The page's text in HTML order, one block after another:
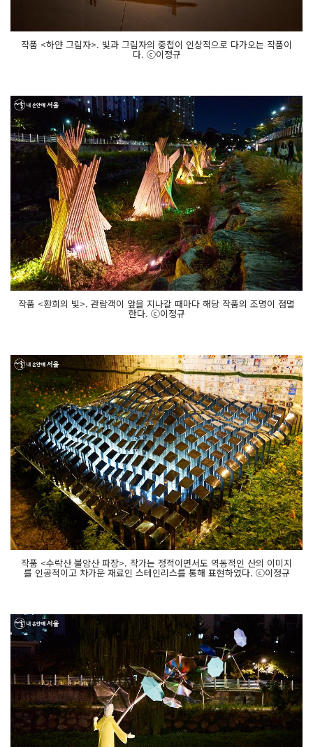
작품 <하얀 그림자>. 빛과 그림자의 중첩이 인상적으로 다가오는 작품이
다. ⓒ이정규
작품 <환희의 빛>. 관람객이 앞을 지나갈 때마다 해당 작품의 조명이 점멸
한다. ⓒ이정규
작품 <수락산 불암산 파장>. 작가는 정적이면서도 역동적인 산의 이미지
를 인공적이고 차가운 재료인 스테인리스를 통해 표현하였다. ⓒ이정규